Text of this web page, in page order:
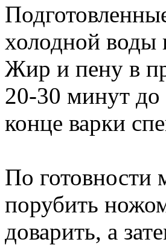
холодной воды
Жир и пену в
20-30 минут до
конце варки
По готовности
порубить
доварить, а